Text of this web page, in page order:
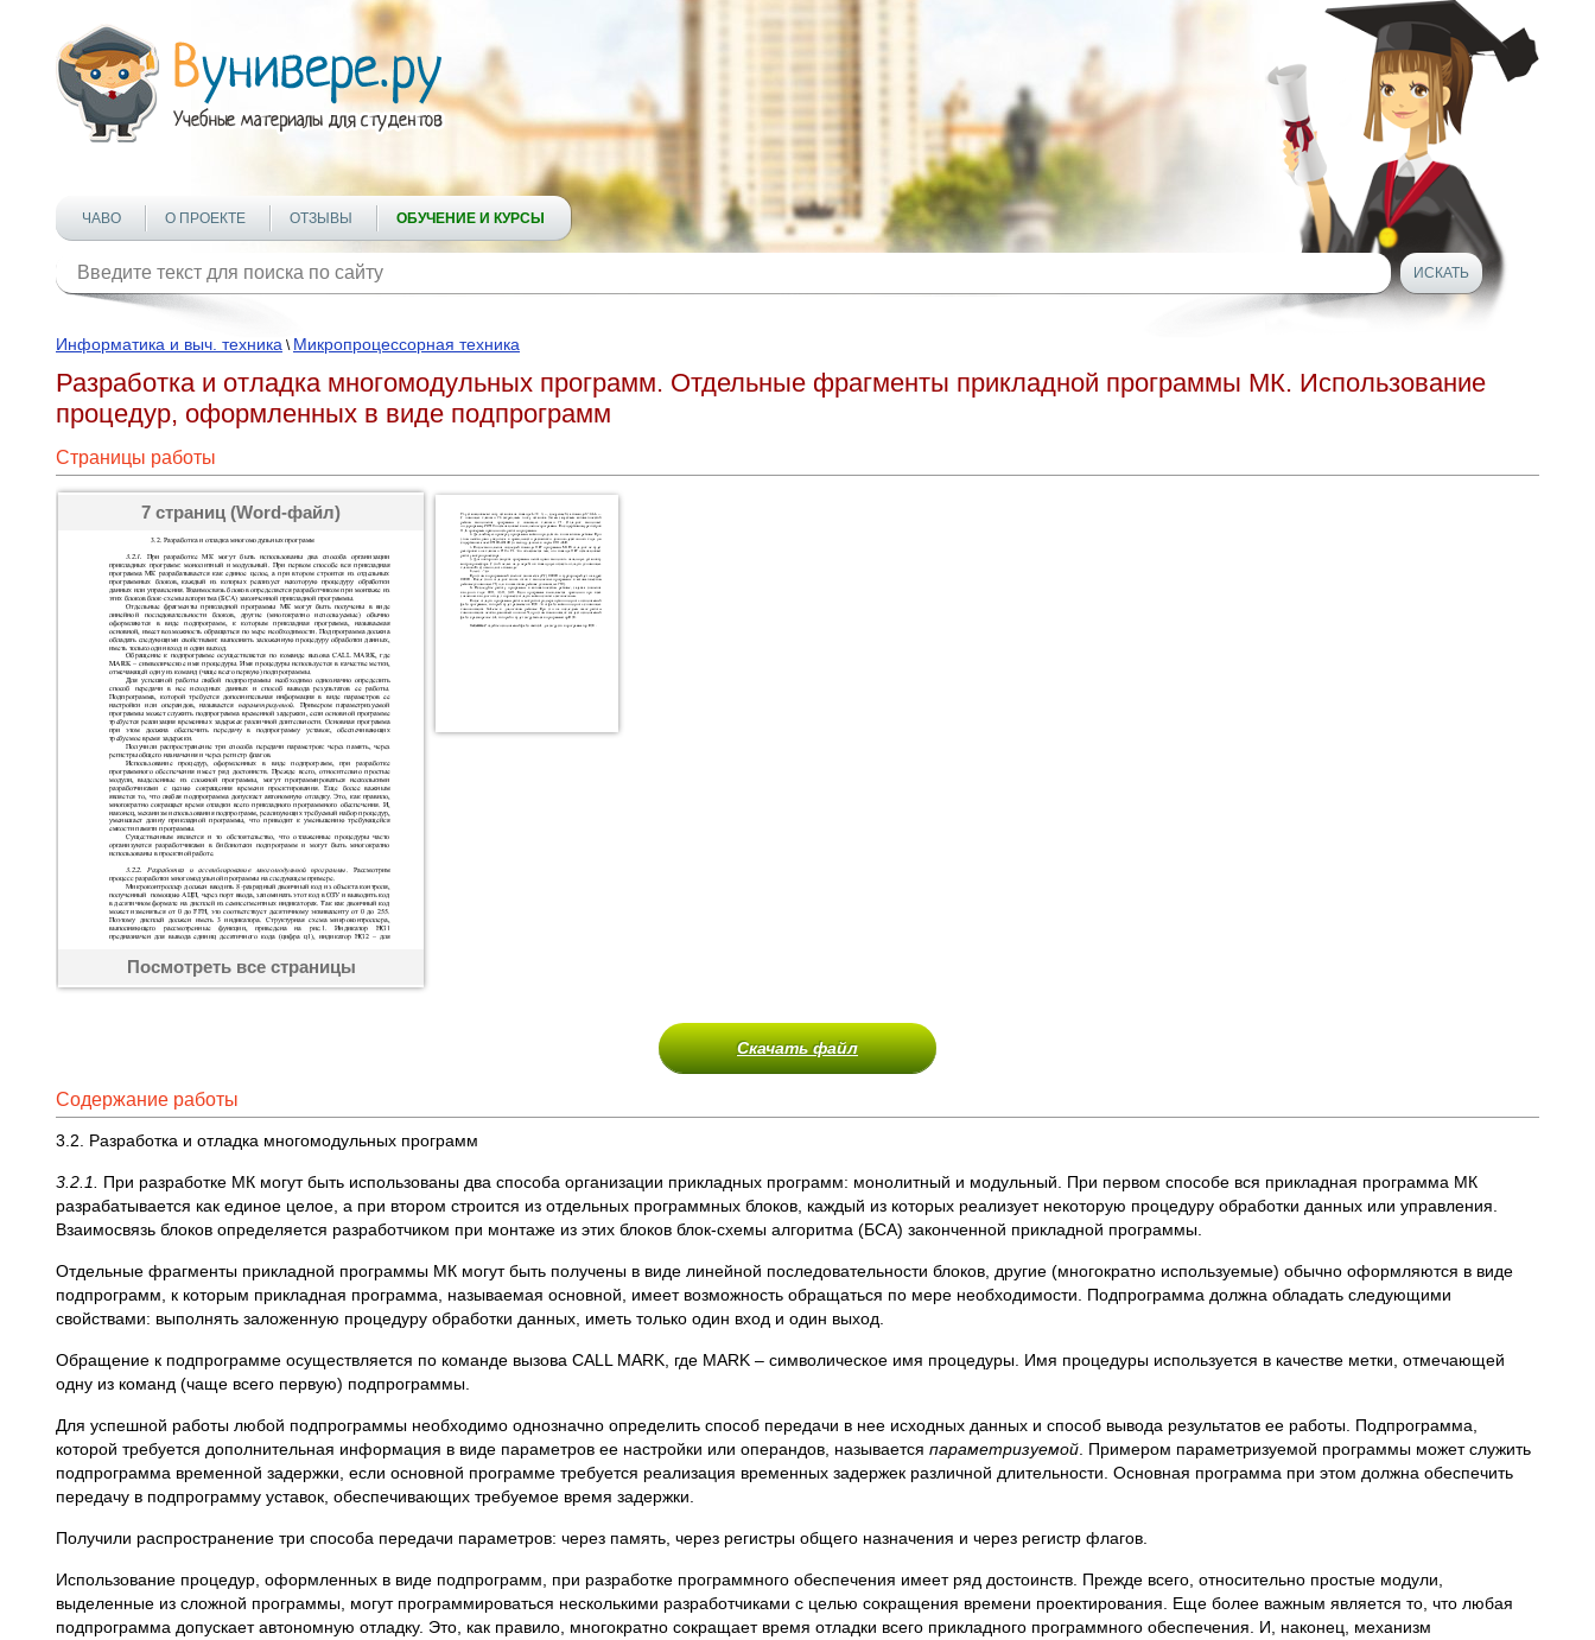
ЧАВО О ПРОЕКТЕ ОТЗЫВЫ ОБУЧЕНИЕ И КУРСЫ
Информатика и выч. техника \ Микропроцессорная техника
Разработка и отладка многомодульных программ. Отдельные фрагменты прикладной программы МК. Использование
процедур, оформленных в виде подпрограмм
Страницы работы
7 страниц (Word-файл)
Посмотреть все страницы
Скачать файл
Содержание работы
3.2. Разработка и отладка многомодульных программ
3.2.1.
При разработке МК могут быть использованы два способа организации прикладных программ: монолитный и модульный. При первом способе вся прикладная программа МК
разрабатывается как единое целое, а при втором строится из отдельных программных блоков, каждый из которых реализует некоторую процедуру обработки данных или управления.
Взаимосвязь блоков определяется разработчиком при монтаже из этих блоков блок-схемы алгоритма (БСА) законченной прикладной программы.
Отдельные фрагменты прикладной программы МК могут быть получены в виде линейной последовательности блоков, другие (многократно используемые) обычно оформляются в виде
подпрограмм, к которым прикладная программа, называемая основной, имеет возможность обращаться по мере необходимости. Подпрограмма должна обладать следующими
свойствами: выполнять заложенную процедуру обработки данных, иметь только один вход и один выход.
Обращение к подпрограмме осуществляется по команде вызова CALL MARK, где MARK – символическое имя процедуры. Имя процедуры используется в качестве метки, отмечающей
одну из команд (чаще всего первую) подпрограммы.
Для успешной работы любой подпрограммы необходимо однозначно определить способ передачи в нее исходных данных и способ вывода результатов ее работы. Подпрограмма,
которой требуется дополнительная информация в виде параметров ее настройки или операндов, называется параметризуемой . Примером параметризуемой программы может служить
подпрограмма временной задержки, если основной программе требуется реализация временных задержек различной длительности. Основная программа при этом должна обеспечить
передачу в подпрограмму уставок, обеспечивающих требуемое время задержки.
Получили распространение три способа передачи параметров: через память, через регистры общего назначения и через регистр флагов.
Использование процедур, оформленных в виде подпрограмм, при разработке программного обеспечения имеет ряд достоинств. Прежде всего, относительно простые модули,
выделенные из сложной программы, могут программироваться несколькими разработчиками с целью сокращения времени проектирования. Еще более важным является то, что любая
подпрограмма допускает автономную отладку. Это, как правило, многократно сокращает время отладки всего прикладного программного обеспечения. И, наконец, механизм